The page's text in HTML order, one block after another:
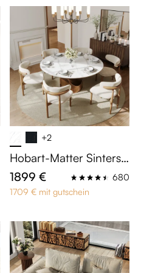
+2
Hobart-Matter Sinterst
ein Esstische
1899 €
680
1709 € mit gutschein